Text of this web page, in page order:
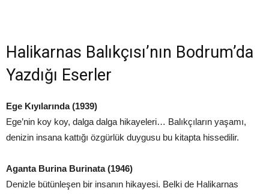
Halikarnas Balıkçısı’nın Bodrum’da
Yazdığı Eserler
Ege Kıyılarında (1939)
Ege’nin koy koy, dalga dalga hikayeleri… Balıkçıların yaşamı,
denizin insana kattığı özgürlük duygusu bu kitapta hissedilir.
Aganta Burina Burinata (1946)
Denizle bütünleşen bir insanın hikayesi. Belki de Halikarnas